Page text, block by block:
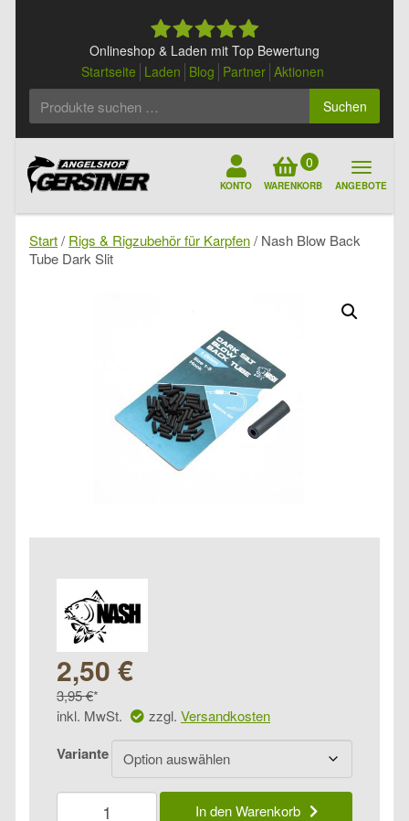
Onlineshop & Laden mit Top Bewertung
Startseite Laden Blog Partner Aktionen
Suchen
KONTO
0
WARENKORB ANGEBOTE
Start/ Rigs & Rigzubehör für Karpfen/ Nash Blow Back
Tube Dark Slit
3,95€
Ursprünglicher
Preis
war:
3,95 €
2,50 €Aktueller
Preis
ist:
2,50 €.
inkl. MwSt. zzgl. Versandkosten
Variante
Nash
In den Warenkorb